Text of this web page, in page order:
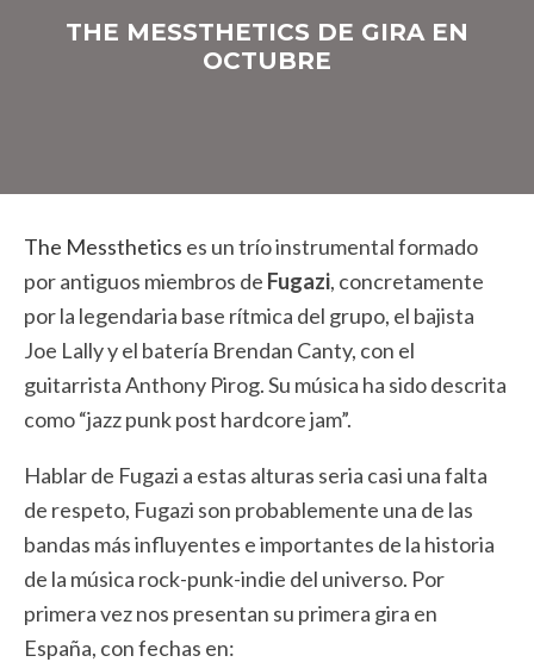
THE MESSTHETICS DE GIRA EN
OCTUBRE
The Messthetics es un trío instrumental formado
por antiguos miembros de Fugazi, concretamente
por la legendaria base rítmica del grupo, el bajista
Joe Lally y el batería Brendan Canty, con el
guitarrista Anthony Pirog. Su música ha sido descrita
como “jazz punk post hardcore jam”.
Hablar de Fugazi a estas alturas seria casi una falta
de respeto, Fugazi son probablemente una de las
bandas más influyentes e importantes de la historia
de la música rock-punk-indie del universo. Por
primera vez nos presentan su primera gira en
España, con fechas en: